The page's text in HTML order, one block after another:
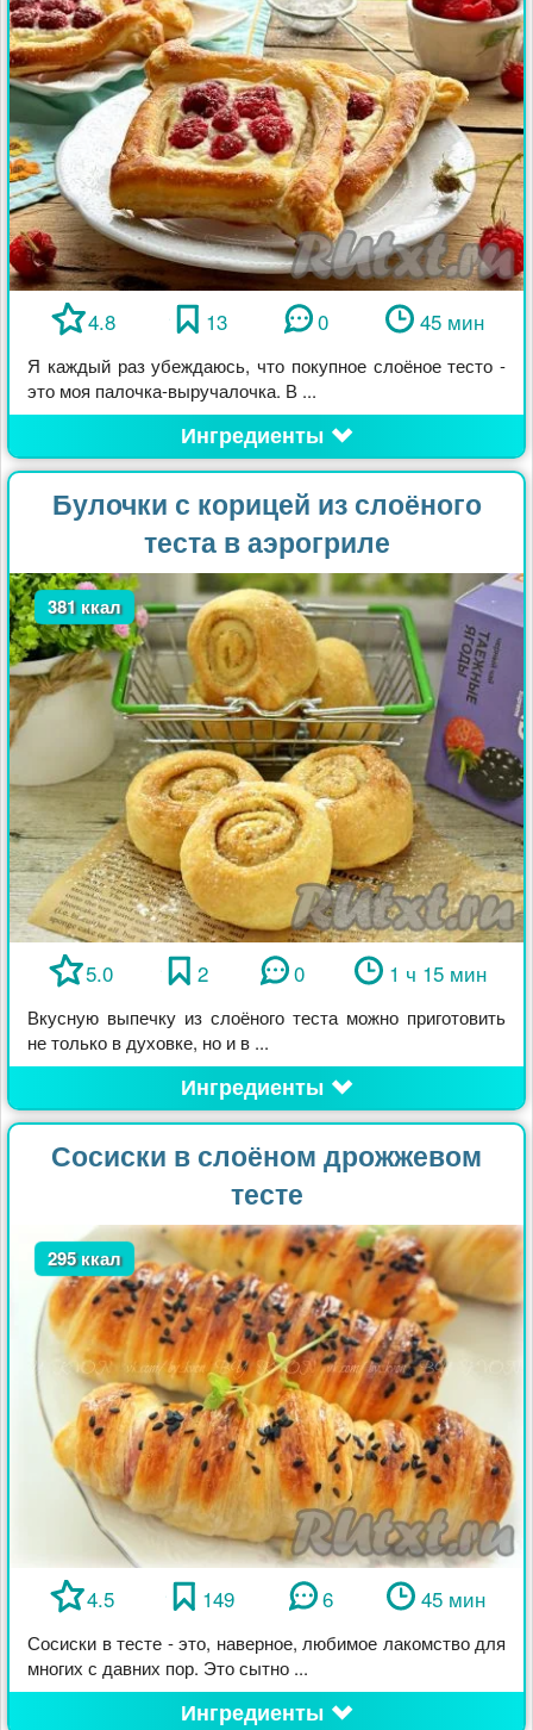
4.8 13 0 45 мин
Я каждый раз убеждаюсь, что покупное слоёное тесто -
это моя палочка-выручалочка. В ...
Ингредиенты
Булочки с корицей из слоёного
теста в аэрогриле
381 ккал
5.0 2 0 1 ч 15 мин
Вкусную выпечку из слоёного теста можно приготовить
не только в духовке, но и в ...
Ингредиенты
Сосиски в слоёном дрожжевом
тесте
295 ккал
4.5 149 6 45 мин
Сосиски в тесте - это, наверное, любимое лакомство для
многих с давних пор. Это сытно ...
Ингредиенты